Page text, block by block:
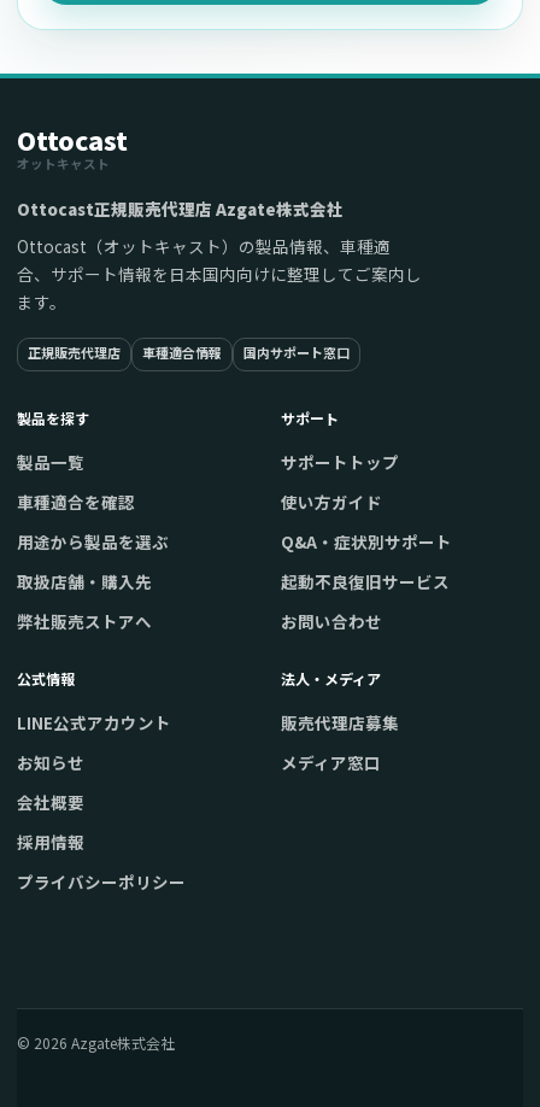
Ottocast
オットキャスト
Ottocast正規販売代理店 Azgate株式会社
Ottocast（オットキャスト）の製品情報、車種適
合、サポート情報を日本国内向けに整理してご案内し
ます。
正規販売代理店 車種適合情報 国内サポート窓口
製品を探す
製品一覧
車種適合を確認
用途から製品を選ぶ
取扱店舗・購入先
弊社販売ストアへ
サポート
サポートトップ
使い方ガイド
Q&A・症状別サポート
起動不良復旧サービス
お問い合わせ
公式情報
LINE公式アカウント
お知らせ
会社概要
採用情報
プライバシーポリシー
法人・メディア
販売代理店募集
メディア窓口
© 2026 Azgate株式会社